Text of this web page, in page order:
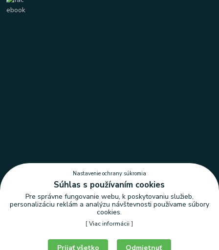
Nastavenie ochrany súkromia
Nastavenie ochrany súkromia
Súhlas s používaním cookies
Pre správne fungovanie webu, k poskytovaniu služieb,
personalizáciu reklám a analýzu návštevnosti používame súbory
cookies.
[Viac informácii ]
Odmietnuť
Prijať všetko